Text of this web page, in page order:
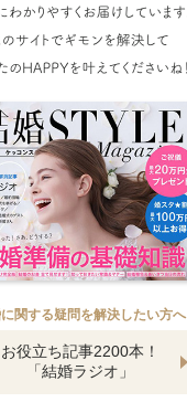
関する疑問を解決したい方へ
お役立ち記事2200本！
「結婚ラジオ」